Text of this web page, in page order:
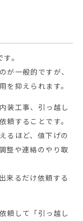
。
が一般的ですが、
を抑えられます。
装工事、引っ越し
頼することです。
るほど、値下げの
整や連絡のやり取
来るだけ依頼する
頼して「引っ越し